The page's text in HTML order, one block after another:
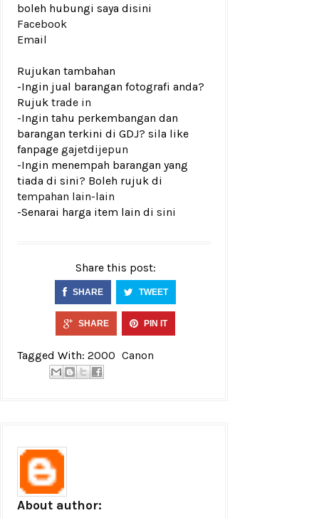
boleh hubungi saya disini
Facebook
Email
Rujukan tambahan
-Ingin jual barangan fotografi anda?
Rujuk trade in
-Ingin tahu perkembangan dan
barangan terkini di GDJ? sila like
fanpage gajetdijepun
-Ingin menempah barangan yang
tiada di sini? Boleh rujuk di
tempahan lain-lain
-Senarai harga item lain di sini
Share this post:
SHARE TWEET
SHARE PIN IT
Tagged With: 2000 Canon
About author: